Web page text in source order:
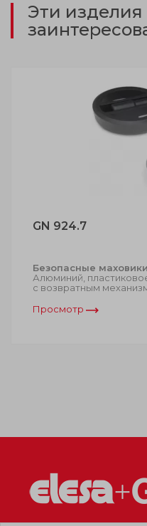
Эти изделия
GN 924.7
Безопасные
Алюминий,
с возвратным
Просмотр